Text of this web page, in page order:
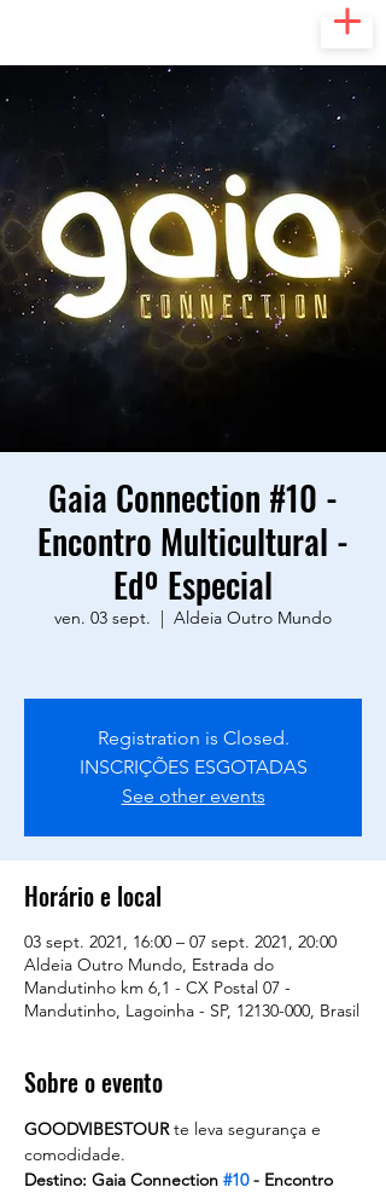
Gaia Connection #10 -
Encontro Multicultural -
Edº Especial
ven. 03 sept.
  |
Aldeia Outro Mundo
Registration is Closed.
INSCRIÇÕES ESGOTADAS
See other events
Horário e local
03 sept. 2021, 16:00 – 07 sept. 2021, 20:00
Aldeia Outro Mundo, Estrada do
Mandutinho km 6,1 - CX Postal 07 -
Mandutinho, Lagoinha - SP, 12130-000, Brasil
Sobre o evento
GOODVIBESTOUR te leva segurança e
comodidade.
Destino: Gaia Connection #10 - Encontro